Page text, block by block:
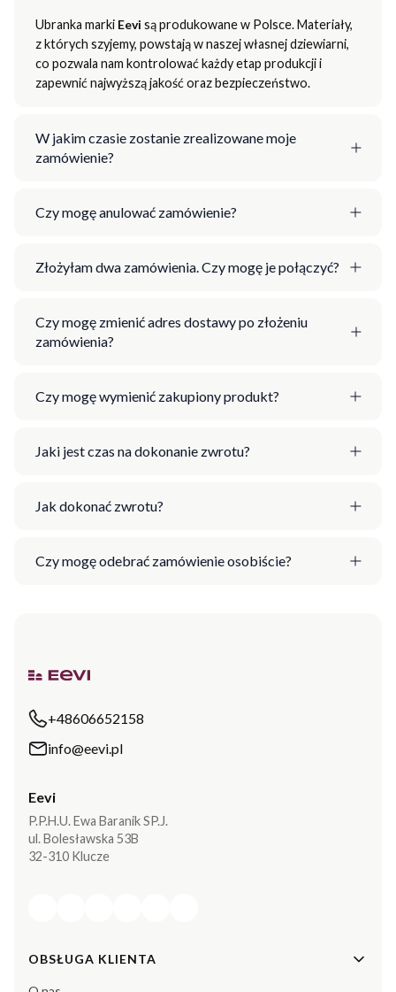
Ubranka marki Eevi są produkowane w Polsce. Materiały,
z których szyjemy, powstają w naszej własnej dziewiarni,
co pozwala nam kontrolować każdy etap produkcji i
zapewnić najwyższą jakość oraz bezpieczeństwo.
W jakim czasie zostanie zrealizowane moje
zamówienie?
Czy mogę anulować zamówienie?
Złożyłam dwa zamówienia. Czy mogę je połączyć?
Czy mogę zmienić adres dostawy po złożeniu
zamówienia?
Czy mogę wymienić zakupiony produkt?
Jaki jest czas na dokonanie zwrotu?
Jak dokonać zwrotu?
Czy mogę odebrać zamówienie osobiście?
+48606652158
info@eevi.pl
Eevi
P.P.H.U. Ewa Baranik SP.J.
ul. Bolesławska 53B
32-310 Klucze
Linki w stopce
OBSŁUGA KLIENTA